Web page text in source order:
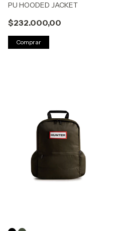
PU HOODED JACKET
$232.000,00
Comprar